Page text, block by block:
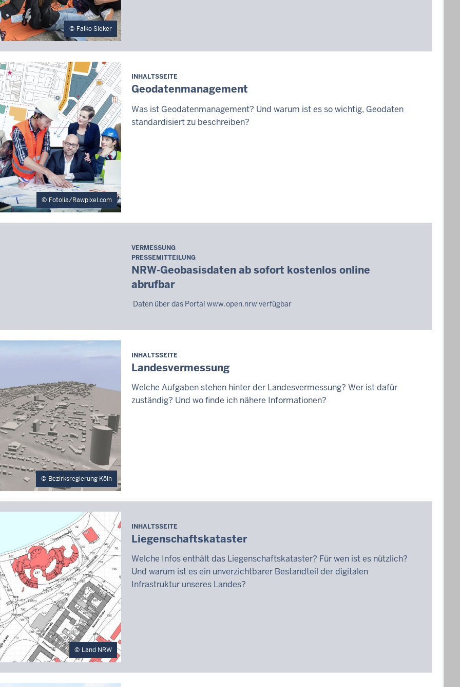
Falko Sieker
Fotolia/Rawpixel.com
INHALTSSEITE
Geodatenmanagement
Was ist Geodatenmanagement? Und warum ist es so wichtig, Geodaten
standardisiert zu beschreiben?
Freitag,
7.
August
2026
-
VERMESSUNG
PRESSEMITTEILUNG
NRW-Geobasisdaten ab sofort kostenlos online
abrufbar
Daten über das Portal www.open.nrw verfügbar
Bezirksregierung Köln
INHALTSSEITE
Landesvermessung
Welche Aufgaben stehen hinter der Landesvermessung? Wer ist dafür
zuständig? Und wo finde ich nähere Informationen?
Land NRW
INHALTSSEITE
Liegenschaftskataster
Welche Infos enthält das Liegenschaftskataster? Für wen ist es nützlich?
Und warum ist es ein unverzichtbarer Bestandteil der digitalen
Infrastruktur unseres Landes?